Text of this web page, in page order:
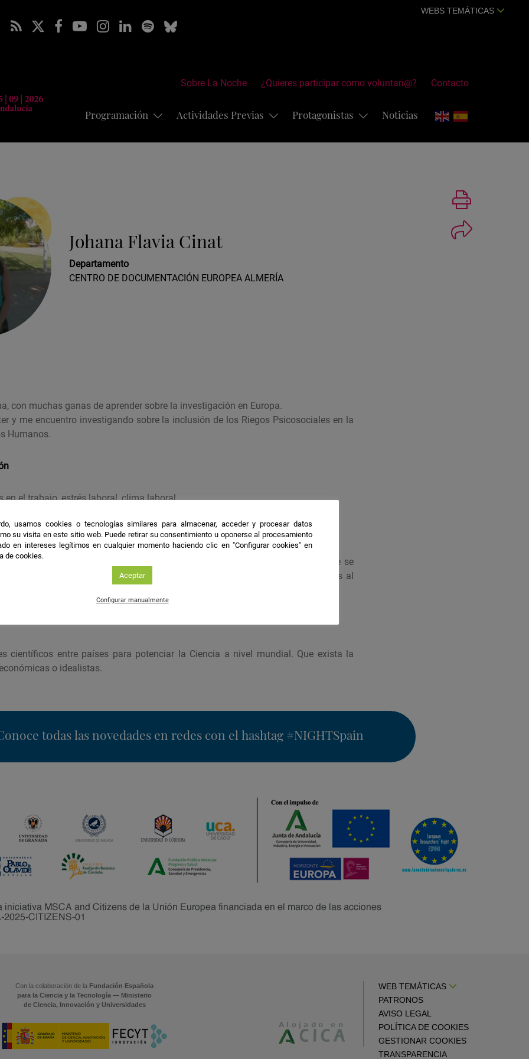
WEBS TEMÁTICAS
Sobre La Noche ¿Quieres participar como voluntari@? Contacto
Programación Actividades Previas Protagonistas Noticias
Johana Flavia Cinat
Departamento
CENTRO DE DOCUMENTACIÓN EUROPEA ALMERÍA
con muchas ganas de aprender sobre la investigación en Europa.
y me encuentro investigando sobre la inclusión de los Riegos Psicosociales en la
Humanos.
en el trabajo, estrés laboral, clima laboral.
en conocer y aprender sobre Innovación en la Unión Europea, creo que se
Investigación dentro de diversos ámbitos y que eso traerá muchos beneficios al
científicos entre países para potenciar la Ciencia a nivel mundial. Que exista la
o idealistas.
todas las novedades en redes con el hashtag #NIGHTSpain
Con la colaboración de la Fundación Española
para la Ciencia y la Tecnología — Ministerio
de Ciencia, Innovación y Universidades
WEB TEMÁTICAS
PATRONOS
AVISO LEGAL
POLÍTICA DE COOKIES
GESTIONAR COOKIES
TRANSPARENCIA
usamos cookies o tecnologías similares para almacenar, acceder y procesar datos
su visita en este sitio web. Puede retirar su consentimiento u oponerse al procesamiento
en intereses legítimos en cualquier momento haciendo clic en "Configurar cookies" en
de cookies.
Aceptar
Configurar manualmente